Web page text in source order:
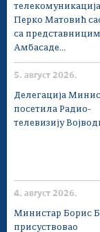
телекомуникација
Перко Матовић
са
Амбасаде...
5. август 2026.
Делегација
посетила Радио-
телевизију
4. август 2026.
Министар Борис
присуствовао